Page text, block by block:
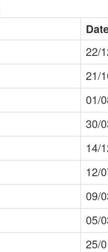
22/
21/
01/
30/
14/
12/
09/
05/
25/